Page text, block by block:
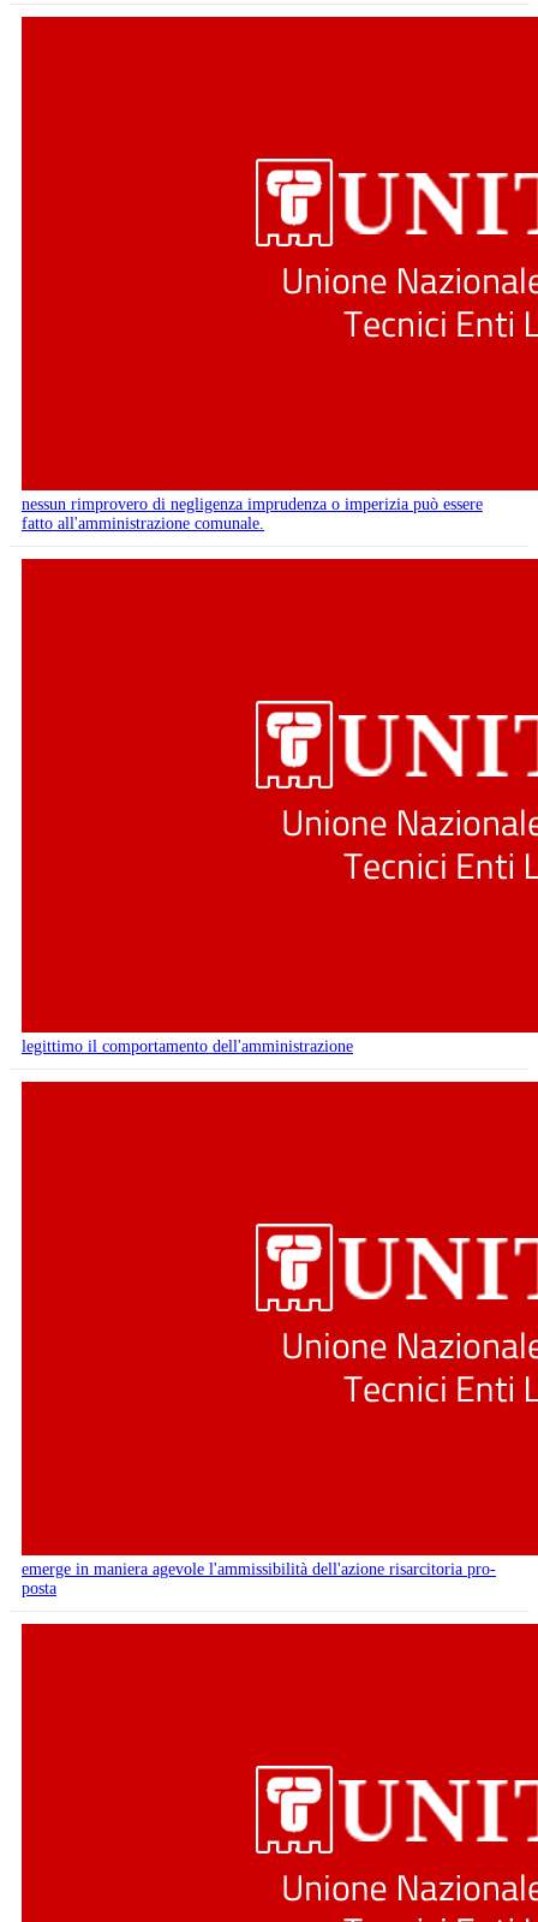
nessun rimprovero di negligenza imprudenza o imperizia può essere
fatto all'amministrazione comunale.
legittimo il comportamento dell'amministrazione
emerge in maniera agevole l'ammissibilità dell'azione risarcitoria pro-
posta